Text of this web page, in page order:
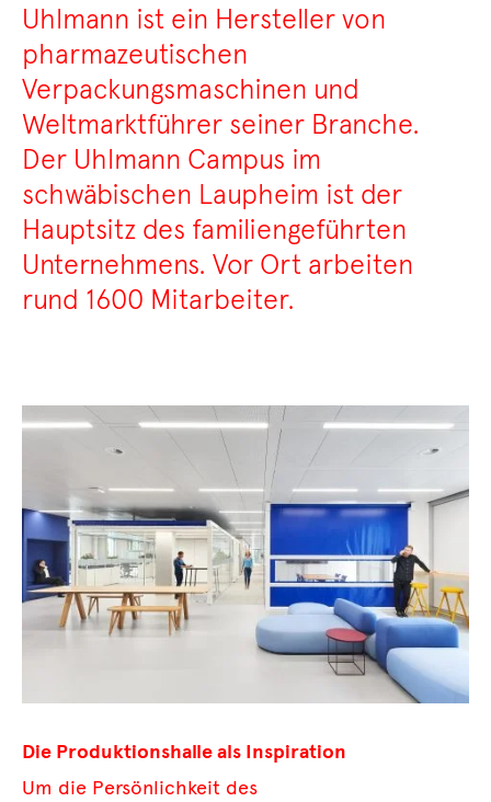
Uhlmann ist ein Hersteller von
pharmazeutischen
Verpackungsmaschinen und
Weltmarktführer seiner Branche.
Der Uhlmann Campus im
schwäbischen Laupheim ist der
Hauptsitz des familiengeführten
Unternehmens. Vor Ort arbeiten
rund 1600 Mitarbeiter.
Die Produktionshalle als Inspiration
Um die Persönlichkeit des